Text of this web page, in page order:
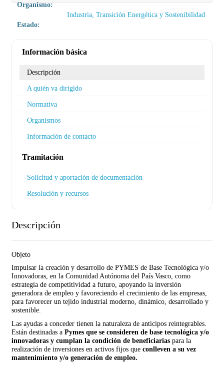
Organismo:
Industria, Transición Energética y Sostenibilidad
Estado:
Información básica
Descripción
A quién va dirigido
Normativa
Organismos
Información de contacto
Tramitación
Solicitud y aportación de documentación
Resolución y recursos
Descripción
Objeto
Impulsar la creación y desarrollo de PYMES de Base Tecnológica y/o
Innovadoras, en la Comunidad Autónoma del País Vasco, como
estrategia de competitividad a futuro, apoyando la inversión
generadora de empleo y favoreciendo el crecimiento de las empresas,
para favorecer un tejido industrial moderno, dinámico, desarrollado y
sostenible.
Las ayudas a conceder tienen la naturaleza de anticipos reintegrables.
Están destinadas a Pymes que se consideren de base tecnológica y/o
innovadoras y cumplan la condición de beneficiarias para la
realización de inversiones en activos fijos que conlleven a su vez
mantenimiento y/o generación de empleo.